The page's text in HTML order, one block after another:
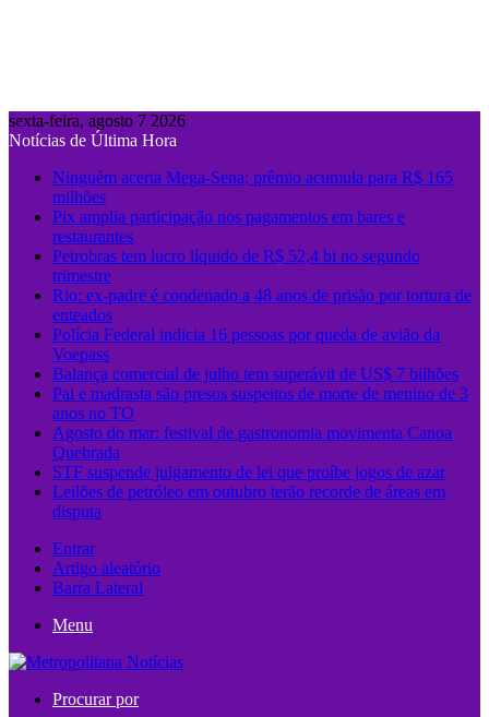
sexta-feira, agosto 7 2026
Notícias de Última Hora
Ninguém acerta Mega-Sena; prêmio acumula para R$ 165
milhões
Pix amplia participação nos pagamentos em bares e
restaurantes
Petrobras tem lucro líquido de R$ 52,4 bi no segundo
trimestre
Rio: ex-padre é condenado a 48 anos de prisão por tortura de
enteados
Polícia Federal indicia 16 pessoas por queda de avião da
Voepass
Balança comercial de julho tem superávit de US$ 7 bilhões
Pai e madrasta são presos suspeitos de morte de menino de 3
anos no TO
Agosto do mar: festival de gastronomia movimenta Canoa
Quebrada
STF suspende julgamento de lei que proíbe jogos de azar
Leilões de petróleo em outubro terão recorde de áreas em
disputa
Entrar
Artigo aleatório
Barra Lateral
Menu
Procurar por